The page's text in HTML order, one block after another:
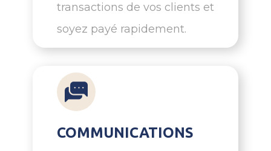
transactions de vos clients et
soyez payé rapidement.
COMMUNICATIONS